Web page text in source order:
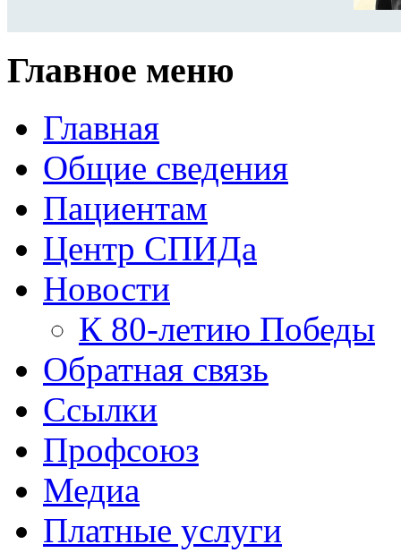
Главное меню
Главная
Общие сведения
Пациентам
Центр СПИДа
Новости
К 80-летию Победы
Обратная связь
Ссылки
Профсоюз
Медиа
Платные услуги